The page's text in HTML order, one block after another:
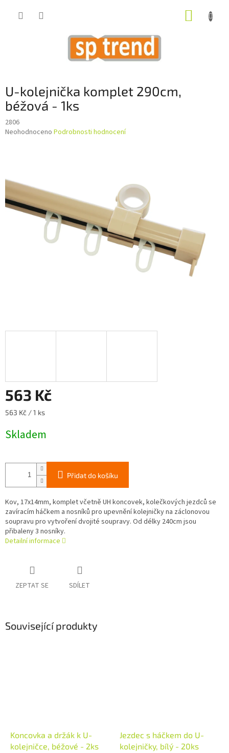
U-kolejnička komplet 290cm,
béžová - 1ks
2806
Průměrné
z
hvězdiček.
Neohodnoceno Podrobnosti hodnocení
563 Kč
Měrná
563 Kč / 1 ks
Skladem
Přidat do košíku
Kov, 17x14mm, komplet včetně UH koncovek, kolečkových jezdců se
zavíracím háčkem a nosníků pro upevnění kolejničky na záclonovou
soupravu pro vytvoření dvojité soupravy. Od délky 240cm jsou
přibaleny 3 nosníky.
Detailní informace
ZEPTAT SE SDÍLET
Související produkty
Koncovka a držák k U-
kolejničce, béžové - 2ks
Jezdec s háčkem do U-
kolejničky, bílý - 20ks